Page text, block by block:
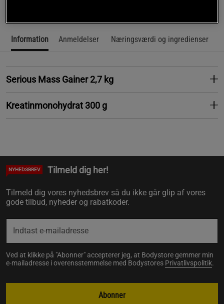
Information Anmeldelser Næringsværdi og ingredienser
Serious Mass Gainer 2,7 kg
Kreatinmonohydrat 300 g
NYHEDSBREV Tilmeld dig her!
Tilmeld dig vores nyhedsbrev så du ikke går glip af vores
gode tilbud, nyheder og rabatkoder.
Ved at klikke på "Abonner" accepterer jeg, at Bodystore gemmer min
e-mailadresse i overensstemmelse med Bodystores Privatlivspolitik.
Abonner